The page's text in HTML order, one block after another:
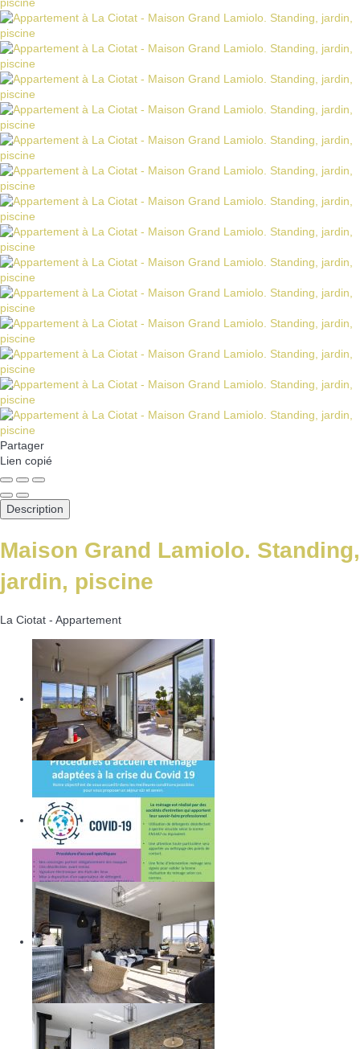
Partager
Lien copié
Description
Maison Grand Lamiolo. Standing,
jardin, piscine
La Ciotat - Appartement